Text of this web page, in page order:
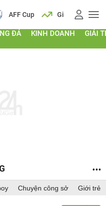
AFF Cup Giá vàng
ĐÁ KINH DOANH GIẢI
Chuyện công sở Giới trẻ